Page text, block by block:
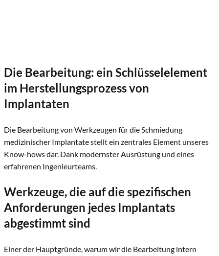
Die Bearbeitung: ein Schlüsselelement
im Herstellungsprozess von
Implantaten
Die Bearbeitung von Werkzeugen für die Schmiedung
medizinischer Implantate stellt ein zentrales Element unseres
Know-hows dar. Dank modernster Ausrüstung und eines
erfahrenen Ingenieurteams.
Werkzeuge, die auf die spezifischen
Anforderungen jedes Implantats
abgestimmt sind
Einer der Hauptgründe, warum wir die Bearbeitung intern